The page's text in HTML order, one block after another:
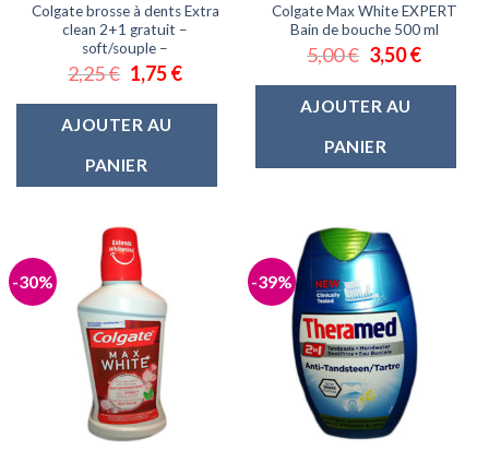
Colgate brosse à dents Extra
clean 2+1 gratuit –
soft/souple –
2,25€ 1,75€
AJOUTER AU
PANIER
Colgate Max White EXPERT
Bain de bouche 500 ml
5,00€ 3,50€
AJOUTER AU
PANIER
-30% -39%